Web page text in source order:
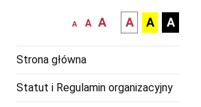
mniejsza
A
normalna
A
większa-
czcionka
A
kontrast
czarny
białym
A
kontrast
czarny
zółtym
A
kontrast
żółty
A
Strona główna
Statut i Regulamin organizacyjny